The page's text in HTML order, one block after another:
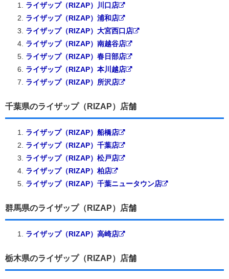
ライザップ（RIZAP）川口店
ライザップ（RIZAP）浦和店
ライザップ（RIZAP）大宮西口店
ライザップ（RIZAP）南越谷店
ライザップ（RIZAP）春日部店
ライザップ（RIZAP）本川越店
ライザップ（RIZAP）所沢店
千葉県のライザップ（RIZAP）店舗
ライザップ（RIZAP）船橋店
ライザップ（RIZAP）千葉店
ライザップ（RIZAP）松戸店
ライザップ（RIZAP）柏店
ライザップ（RIZAP）千葉ニュータウン店
群馬県のライザップ（RIZAP）店舗
ライザップ（RIZAP）高崎店
栃木県のライザップ（RIZAP）店舗